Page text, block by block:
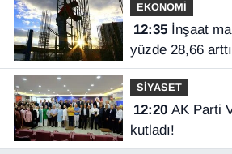
EKONOMİ
12:35İnşaat maliyet endeksi yıllık
yüzde 28,66 arttı
SİYASET
12:20AK Parti Van’da 25. yılını
kutladı!